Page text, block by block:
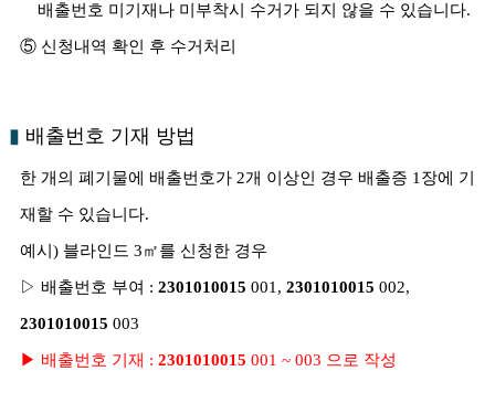
배출번호 미기재나 미부착시 수거가 되지 않을 수 있습니다.
⑤ 신청내역 확인 후 수거처리
▮ 배출번호 기재 방법
한 개의 폐기물에 배출번호가 2개 이상인 경우 배출증 1장에 기
재할 수 있습니다.
예시) 블라인드 3㎡를 신청한 경우
▷ 배출번호 부여 : 2301010015 001, 2301010015 002,
2301010015 003
▶ 배출번호 기재 : 2301010015 001 ~ 003 으로 작성